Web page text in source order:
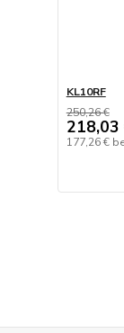
KL10RF
250,26 €
218,03
177,26 €